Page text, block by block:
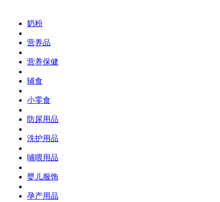
奶粉
营养品
营养保健
辅食
小零食
防尿用品
洗护用品
哺喂用品
婴儿服饰
孕产用品